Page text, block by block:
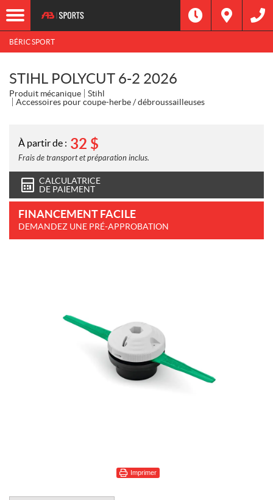
BÉRIC SPORT
STIHL POLYCUT 6-2 2026
Produit mécanique
Stihl
Accessoires pour coupe-herbe / débroussailleuses
À partir de : 32 $
Frais de transport et préparation inclus.
CALCULATRICE
DE PAIEMENT
FINANCEMENT FACILE
DEMANDEZ UNE PRÉ-APPROBATION
Imprimer